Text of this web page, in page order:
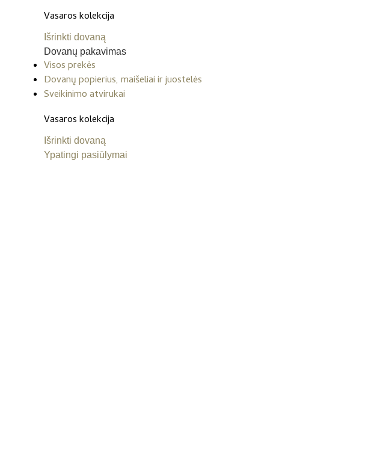
Vasaros kolekcija
Išrinkti dovaną
Dovanų pakavimas
Visos prekės
Dovanų popierius, maišeliai ir juostelės
Sveikinimo atvirukai
Vasaros kolekcija
Išrinkti dovaną
Ypatingi pasiūlymai